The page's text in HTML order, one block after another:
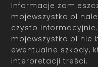
Informacje
mojewszystko.pl
czysto
mojewszystko.pl nie
ewentualne szkody,
interpretacji treści.